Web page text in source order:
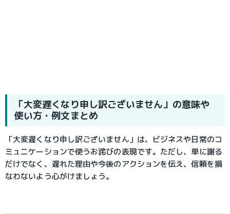
「大変遅くなり申し訳ございません」の意味や
使い方・例文まとめ
「大変遅くなり申し訳ございません」は、ビジネスや日常のコ
ミュニケーションで使うお詫びの表現です。ただし、単に謝る
だけでなく、遅れた理由や今後のアクションを伝え、信頼を損
なわないよう心がけましょう。